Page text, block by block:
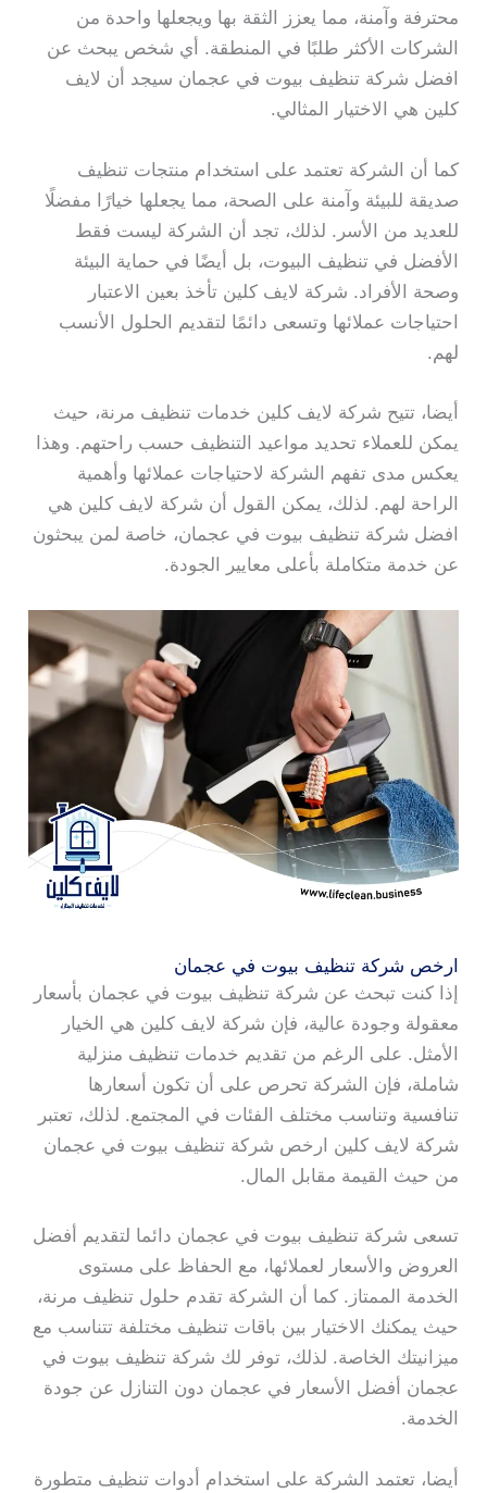
محترفة وآمنة، مما يعزز الثقة بها ويجعلها واحدة من
الشركات الأكثر طلبًا في المنطقة. أي شخص يبحث عن
افضل شركة تنظيف بيوت في عجمان سيجد أن لايف
كلين هي الاختيار المثالي.
كما أن الشركة تعتمد على استخدام منتجات تنظيف
صديقة للبيئة وآمنة على الصحة، مما يجعلها خيارًا مفضلًا
للعديد من الأسر. لذلك، تجد أن الشركة ليست فقط
الأفضل في تنظيف البيوت، بل أيضًا في حماية البيئة
وصحة الأفراد. شركة لايف كلين تأخذ بعين الاعتبار
احتياجات عملائها وتسعى دائمًا لتقديم الحلول الأنسب
لهم.
أيضا، تتيح شركة لايف كلين خدمات تنظيف مرنة، حيث
يمكن للعملاء تحديد مواعيد التنظيف حسب راحتهم. وهذا
يعكس مدى تفهم الشركة لاحتياجات عملائها وأهمية
الراحة لهم. لذلك، يمكن القول أن شركة لايف كلين هي
افضل شركة تنظيف بيوت في عجمان، خاصة لمن يبحثون
عن خدمة متكاملة بأعلى معايير الجودة.
ارخص شركة تنظيف بيوت في عجمان
إذا كنت تبحث عن شركة تنظيف بيوت في عجمان بأسعار
معقولة وجودة عالية، فإن شركة لايف كلين هي الخيار
الأمثل. على الرغم من تقديم خدمات تنظيف منزلية
شاملة، فإن الشركة تحرص على أن تكون أسعارها
تنافسية وتناسب مختلف الفئات في المجتمع. لذلك، تعتبر
شركة لايف كلين ارخص شركة تنظيف بيوت في عجمان
من حيث القيمة مقابل المال.
تسعى شركة تنظيف بيوت في عجمان دائما لتقديم أفضل
العروض والأسعار لعملائها، مع الحفاظ على مستوى
الخدمة الممتاز. كما أن الشركة تقدم حلول تنظيف مرنة،
حيث يمكنك الاختيار بين باقات تنظيف مختلفة تتناسب مع
ميزانيتك الخاصة. لذلك، توفر لك شركة تنظيف بيوت في
عجمان أفضل الأسعار في عجمان دون التنازل عن جودة
الخدمة.
أيضا، تعتمد الشركة على استخدام أدوات تنظيف متطورة